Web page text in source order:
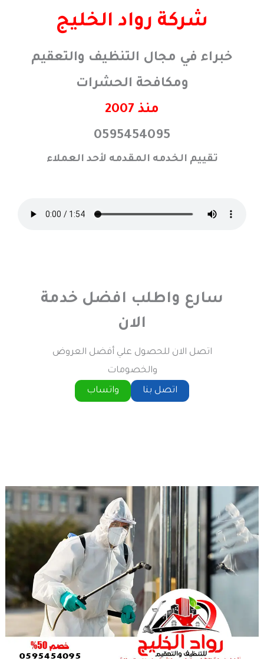
شركة رواد الخليج
خبراء في مجال التنظيف والتعقيم
ومكافحة الحشرات
منذ 2007
0595454095
تقييم الخدمه المقدمه لأحد العملاء
سارع واطلب افضل خدمة
الان
اتصل الان للحصول علي أفضل العروض
والخصومات
اتصل بنا
واتساب